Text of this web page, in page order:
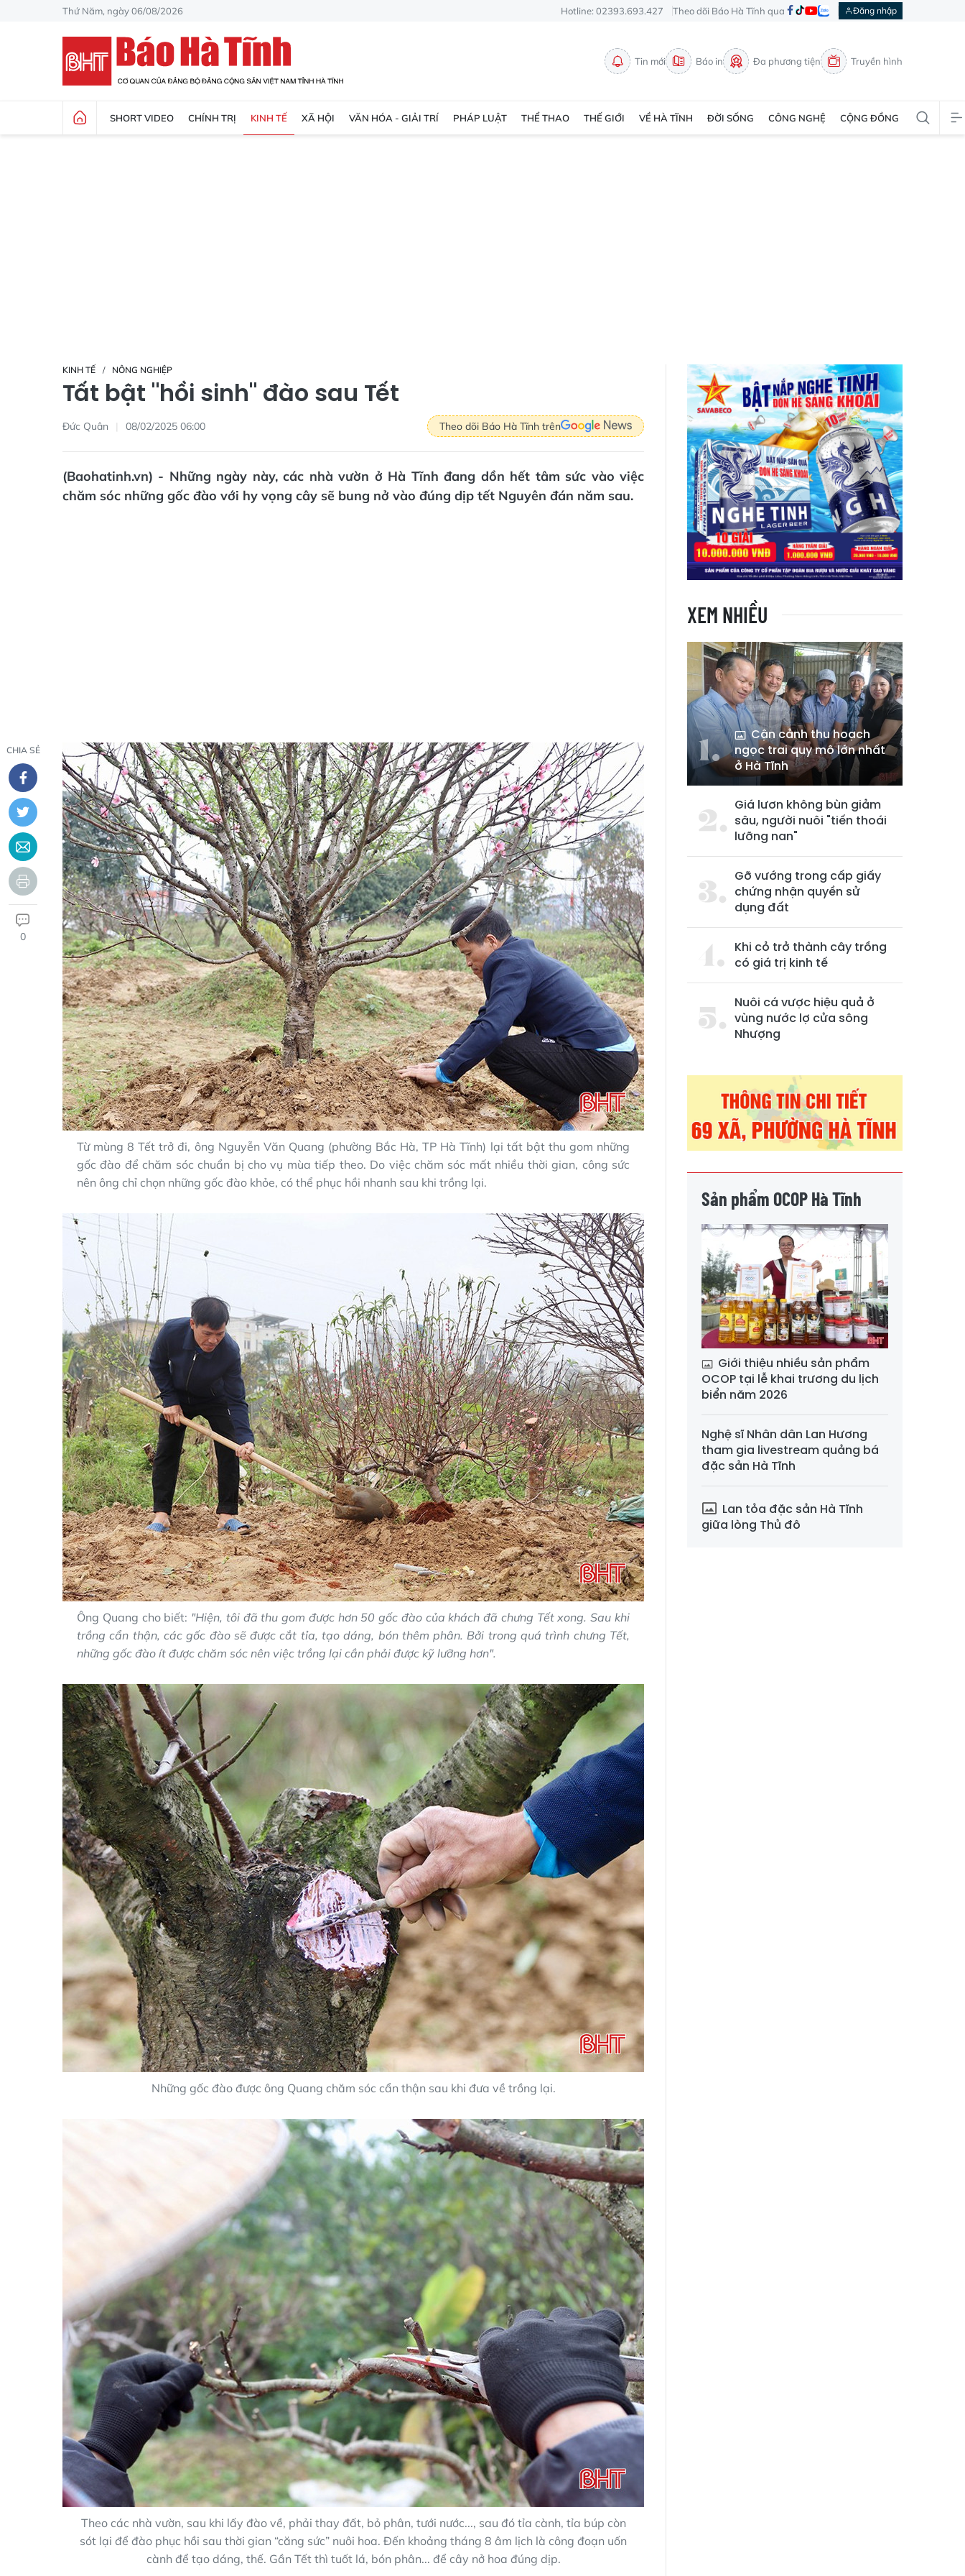
Thứ Năm, ngày 06/08/2026 Hotline: 02393.693.427 Theo dõi Báo Hà Tĩnh qua Đăng nhập
Tin mới Báo in Đa phương tiện Truyền hình
SHORT VIDEO CHÍNH TRỊ KINH TẾ XÃ HỘI VĂN HÓA - GIẢI TRÍ PHÁP LUẬT THỂ THAO THẾ GIỚI VỀ HÀ TĨNH ĐỜI SỐNG CÔNG NGHỆ CỘNG ĐỒNG
KINH TẾ NÔNG NGHIỆP
Tất bật "hồi sinh" đào sau Tết
Đức Quân 08/02/2025 06:00 Theo dõi Báo Hà Tĩnh trên
(Baohatinh.vn) - Những ngày này, các nhà vườn ở Hà Tĩnh đang dồn hết tâm sức vào việc
chăm sóc những gốc đào với hy vọng cây sẽ bung nở vào đúng dịp tết Nguyên đán năm sau.
CHIA SẺ
0
Từ mùng 8 Tết trở đi, ông Nguyễn Văn Quang (phường Bắc Hà, TP Hà Tĩnh) lại tất bật thu gom những
gốc đào để chăm sóc chuẩn bị cho vụ mùa tiếp theo. Do việc chăm sóc mất nhiều thời gian, công sức
nên ông chỉ chọn những gốc đào khỏe, có thể phục hồi nhanh sau khi trồng lại.
Ông Quang cho biết: "Hiện, tôi đã thu gom được hơn 50 gốc đào của khách đã chưng Tết xong. Sau khi
trồng cẩn thận, các gốc đào sẽ được cắt tỉa, tạo dáng, bón thêm phân. Bởi trong quá trình chưng Tết,
những gốc đào ít được chăm sóc nên việc trồng lại cần phải được kỹ lưỡng hơn".
Những gốc đào được ông Quang chăm sóc cẩn thận sau khi đưa về trồng lại.
Theo các nhà vườn, sau khi lấy đào về, phải thay đất, bỏ phân, tưới nước..., sau đó tỉa cành, tỉa búp còn
sót lại để đào phục hồi sau thời gian “căng sức” nuôi hoa. Đến khoảng tháng 8 âm lịch là công đoạn uốn
cành để tạo dáng, thế. Gần Tết thì tuốt lá, bón phân... để cây nở hoa đúng dịp.
XEM NHIỀU
Cận cảnh thu hoạch
ngọc trai quy mô lớn nhất
ở Hà Tĩnh
Giá lươn không bùn giảm
sâu, người nuôi "tiến thoái
lưỡng nan"
Gỡ vướng trong cấp giấy
chứng nhận quyền sử
dụng đất
Khi cỏ trở thành cây trồng
có giá trị kinh tế
Nuôi cá vược hiệu quả ở
vùng nước lợ cửa sông
Nhượng
Sản phẩm OCOP Hà Tĩnh
Giới thiệu nhiều sản phẩm
OCOP tại lễ khai trương du lịch
biển năm 2026
Nghệ sĩ Nhân dân Lan Hương
tham gia livestream quảng bá
đặc sản Hà Tĩnh
Lan tỏa đặc sản Hà Tĩnh
giữa lòng Thủ đô